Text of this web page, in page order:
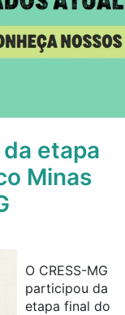
etapa
Minas
O CRESS-MG
participou da
etapa final do